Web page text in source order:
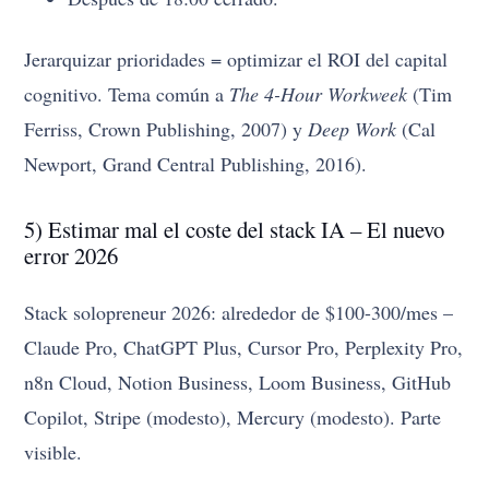
Jerarquizar prioridades = optimizar el ROI del capital
cognitivo. Tema común a The 4-Hour Workweek (Tim
Ferriss, Crown Publishing, 2007) y Deep Work (Cal
Newport, Grand Central Publishing, 2016).
5) Estimar mal el coste del stack IA – El nuevo
error 2026
Stack solopreneur 2026: alrededor de $100-300/mes –
Claude Pro, ChatGPT Plus, Cursor Pro, Perplexity Pro,
n8n Cloud, Notion Business, Loom Business, GitHub
Copilot, Stripe (modesto), Mercury (modesto). Parte
visible.